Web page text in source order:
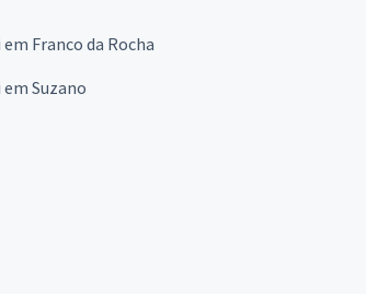
Franco da Rocha
Suzano